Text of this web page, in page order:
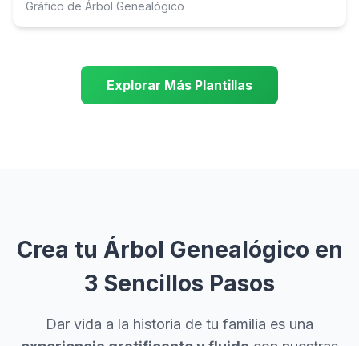
Gráfico de Árbol Genealógico
Explorar Más Plantillas
Crea tu Árbol Genealógico en
3 Sencillos Pasos
Dar vida a la historia de tu familia es una